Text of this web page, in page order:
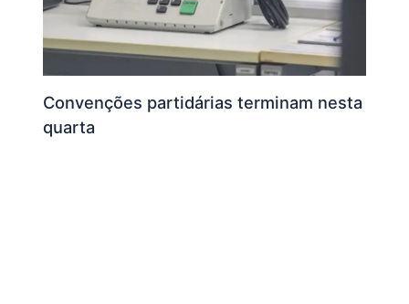
Convenções partidárias terminam nesta
quarta